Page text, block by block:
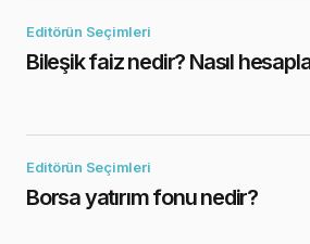
Editörün Seçimleri
Bileşik faiz nedir? Nasıl
Editörün Seçimleri
Borsa yatırım fonu nedir?